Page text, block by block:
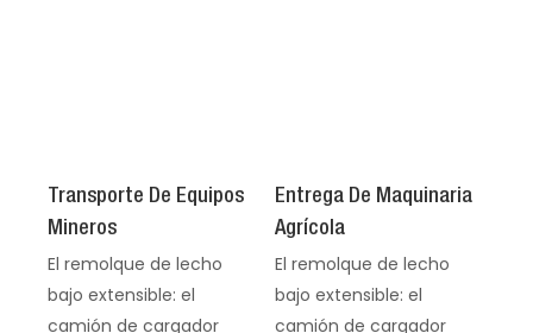
Transporte De Equipos
Mineros
El remolque de lecho
bajo extensible: el
camión de cargador
Entrega De Maquinaria
Agrícola
El remolque de lecho
bajo extensible: el
camión de cargador